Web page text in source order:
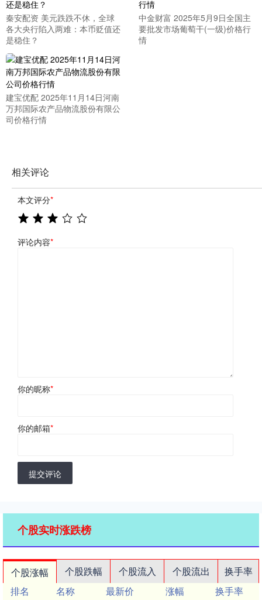
秦安配资 美元跌跌不休，全球
各大央行陷入两难：本币贬值还
是稳住？
中金财富 2025年5月9日全国主
要批发市场葡萄干(一级)价格行
情
建宝优配 2025年11月14日河南
万邦国际农产品物流股份有限公
司价格行情
相关评论
本文评分*
评论内容*
你的昵称*
你的邮箱*
提交评论
个股实时涨跌榜
个股涨幅 个股跌幅 个股流入 个股流出
换手率
排名
名称 最新价 涨幅
换手率